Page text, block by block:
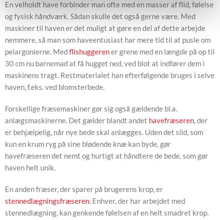
En velholdt have forbinder man ofte med en masser af flid, følelse
og fysisk håndværk. Sådan skulle det også gerne være. Med
maskiner til haven er det muligt at gøre en del af dette arbejde
nemmere, så man som haveentusiast har mere tid til at pusle om
pelargonierne. Medflishuggerener grene med en længde på op til
30 cm nu barnemad at få hugget ned, ved blot at indfører dem i
maskinens tragt. Restmaterialet han efterfølgende bruges i selve
haven, f.eks. ved blomsterbede.
Forskellige fræsemaskiner gør sig også gældende bl.a.
anlægsmaskinerne. Det gælder blandt andet havefræseren, der
er behjælpelig, når nye bede skal anlægges. Uden det slid, som
kun en krum ryg på sine blødende knæ kan byde, gør
havefræseren det nemt og hurtigt at håndtere de bede, som gør
haven helt unik.
En anden fræser, der sparer på brugerens krop, er
stennedlægningsfræseren. Enhver, der har arbejdet med
stennedlægning, kan genkende følelsen af en helt smadret krop.